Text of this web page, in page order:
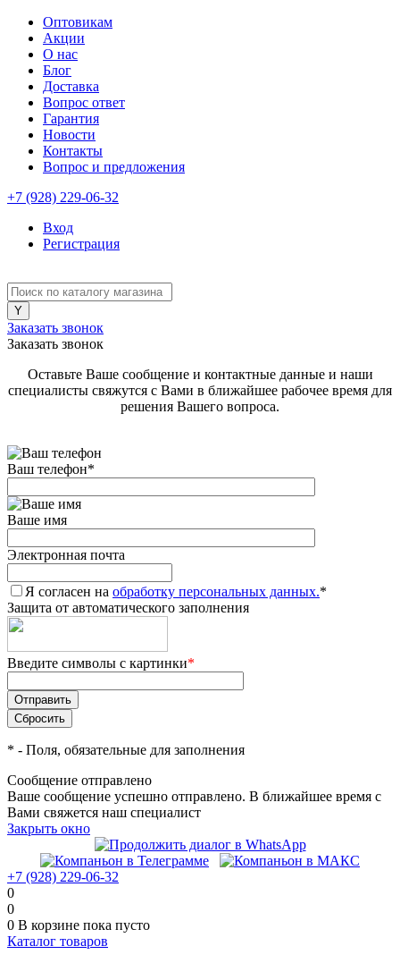
Оптовикам
Акции
О нас
Блог
Доставка
Вопрос ответ
Гарантия
Новости
Контакты
Вопрос и предложения
+7 (928) 229-06-32
Вход
Регистрация
Заказать звонок
Заказать звонок
Оставьте Ваше сообщение и контактные данные и наши
специалисты свяжутся с Вами в ближайшее рабочее время для
решения Вашего вопроса.
Ваш телефон*
Ваше имя
Электронная почта
Я согласен на обработку персональных данных.*
Защита от автоматического заполнения
Введите символы с картинки*
* - Поля, обязательные для заполнения
Сообщение отправлено
Ваше сообщение успешно отправлено. В ближайшее время с
Вами свяжется наш специалист
Закрыть окно
+7 (928) 229-06-32
0
0
0 В корзине пока пусто
Каталог товаров